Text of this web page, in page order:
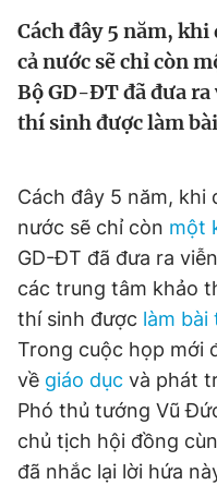
Video
Sản phẩm khác
Thông tin tòa soạn
Đọc Thanh Niên trên
Cách đây 5 năm,
cả nước sẽ chỉ còn
Bộ GD-ĐT đã đưa
thí sinh được làm
Cách đây 5 năm, khi
nước sẽ chỉ còn một
GD-ĐT đã đưa ra
các trung tâm khảo
thí sinh được làm bài
Trong cuộc họp mới
về giáo dục và phát
Phó thủ tướng Vũ
chủ tịch hội đồng
đã nhắc lại lời hứa